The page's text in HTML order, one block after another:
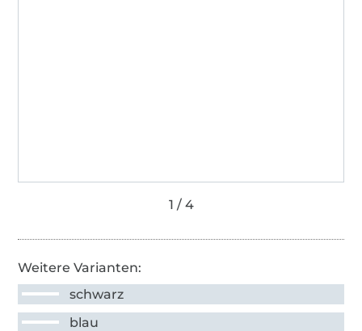
Weitere Varianten:
schwarz
blau